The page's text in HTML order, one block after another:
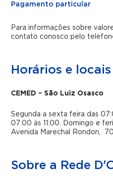
Pagamento particular
Para informações sobre
contato conosco pelo
Horários e locais
CEMED – São Luiz Osasco
Segunda a sexta feira das
07:00 às 11:00.
Domingo e
Avenida Marechal Rondon,
Sobre a Rede